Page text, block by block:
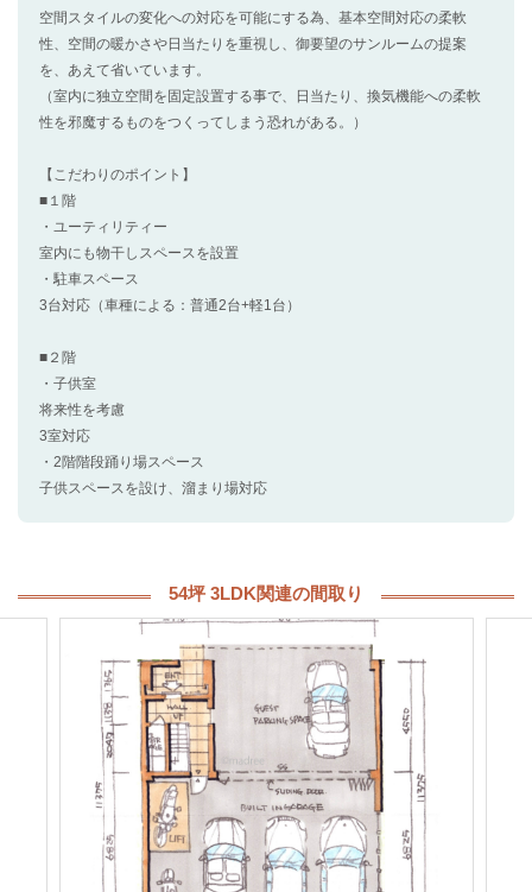
空間スタイルの変化への対応を可能にする為、基本空間対応の柔軟
性、空間の暖かさや日当たりを重視し、御要望のサンルームの提案
を、あえて省いています。
（室内に独立空間を固定設置する事で、日当たり、換気機能への柔軟
性を邪魔するものをつくってしまう恐れがある。）
【こだわりのポイント】
■１階
・ユーティリティー
室内にも物干しスペースを設置
・駐車スペース
3台対応（車種による：普通2台+軽1台）
■２階
・子供室
将来性を考慮
3室対応
・2階階段踊り場スペース
子供スペースを設け、溜まり場対応
54坪 3LDK関連の間取り